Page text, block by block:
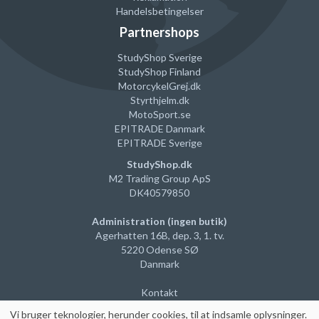
Du skal skifte dit vandfilter efter 300-350 kopper, eller
højest efter 2 måneder.
Kompatibel med følgende DeLonghi modeller
EC800 serien: EC820.B, EC850.M, EC860.M
ESAM serien: ESAM6900 - Primadonna Exclusive,
ESAM6700 - Primadonna Avant, ESAM6620 - Primadonna,
ESAM04.350.S - Magnifica Pronto Cappuccino, ESAM4200.S
- Magnifica, ESAM04.110.S - Magnifica, ESAM4000B -
Magnifica, ESAM2600 - Magnifica Caffe Corso
22,360.S - Magnifica S Cappuccino, ECAM 26, 465 -
Primadonna S Deluxe, ECAM 45,760.W - Eletta Cappuccino
Top, ECAM 44.660.B - Eletta Cappuccino, ECAM 44.620.S -
Eletta Plus - Ecam 23420, ECAM 22.110 B, Autentica ETAM
350.15 B , Dinamica ECAM 350.35.S, Dinamica ECAM
350.35.W, Dinamica ECAM 350.55 B, Dinamica ECAM 350.55.
Handelsbetingelser
Partnershops
StudyShop Sverige
StudyShop Finland
MotorcykelGrej.dk
Styrthjelm.dk
MotoSport.se
EPITRADE Danmark
EPITRADE Sverige
StudyShop.dk
M2 Trading Group ApS
DK40579850
Administration (ingen butik)
Agerhatten 16B, dep. 3, 1. tv.
5220 Odense SØ
Danmark
Kontakt
Vibruger teknologier, herunder cookies, til at indsamle oplysninger.